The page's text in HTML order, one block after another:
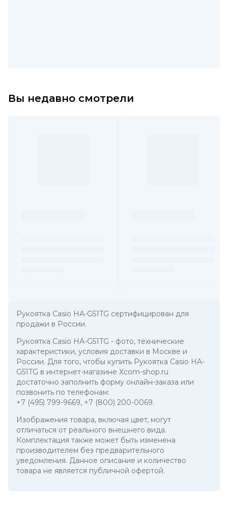
Вы недавно смотрели
Рукоятка Casio HA-G51TG сертифицирован для
продажи в России.
Рукоятка Casio HA-G51TG - фото, технические
характеристики, условия доставки в Москве и
России. Для того, чтобы купить Рукоятка Casio HA-
G51TG в интернет-магазине Xcom-shop.ru
достаточно заполнить форму онлайн-заказа или
позвонить по телефонам:
+7 (495) 799-9669, +7 (800) 200-0069.
Изображения товара, включая цвет, могут
отличаться от реального внешнего вида.
Комплектация также может быть изменена
производителем без предварительного
уведомления. Данное описание и количество
товара не является публичной офертой.